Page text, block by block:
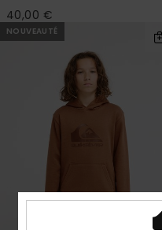
40,00 €
NOUVEAUTÉ